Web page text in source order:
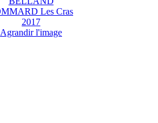
Agrandir l'image